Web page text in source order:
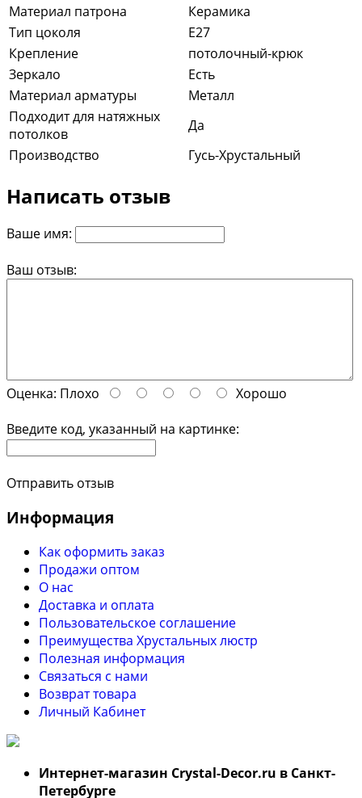
Материал патрона
Керамика
Тип цоколя
E27
Крепление
потолочный-крюк
Зеркало
Есть
Материал арматуры
Металл
Подходит для натяжных
потолков
Да
Производство
Гусь-Хрустальный
Написать отзыв
Ваше имя:
Ваш отзыв:
Оценка: Плохо
Хорошо
Введите код, указанный на картинке:
Отправить отзыв
Информация
Как оформить заказ
Продажи оптом
О нас
Доставка и оплата
Пользовательское соглашение
Преимущества Хрустальных люстр
Полезная информация
Связаться с нами
Возврат товара
Личный Кабинет
Интернет-магазин Crystal-Decor.ru в Санкт-
Петербурге